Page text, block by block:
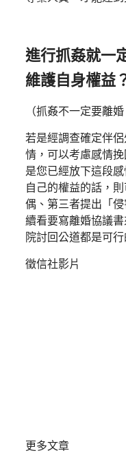
進行抓姦就一
維護自身權益
（抓姦不一定要離
若是經調查確定伴
情，可以考慮感情
是您已經放下這段
自己的權益的話，
偶、第三者提出「
續看要寫離婚協議
院討回公道都是可行
徵信社影片
更多文章